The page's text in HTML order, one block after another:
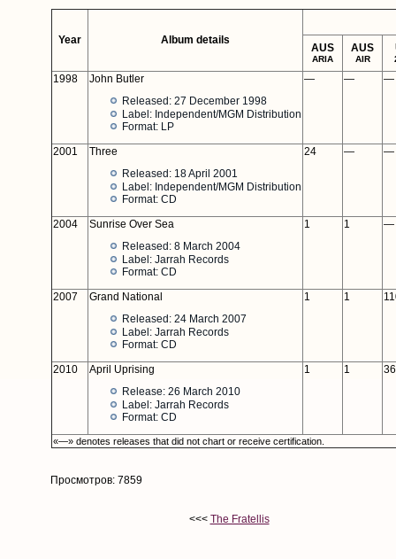
Year Album details
AUS
ARIA
AUS
AIR
1998
John Butler
Released: 27 December 1998
Label: Independent/MGM Distribution
Format: LP
— — —
2001
Three
Released: 18 April 2001
Label: Independent/MGM Distribution
Format: CD
24 — —
2004
Sunrise Over Sea
Released: 8 March 2004
Label: Jarrah Records
Format: CD
1 1 —
2007
Grand National
Released: 24 March 2007
Label: Jarrah Records
Format: CD
1 1
2010
April Uprising
Release: 26 March 2010
Label: Jarrah Records
Format: CD
1 1 36
«—» denotes releases that did not chart or receive certification.
Просмотров: 7859
<<< The Fratellis